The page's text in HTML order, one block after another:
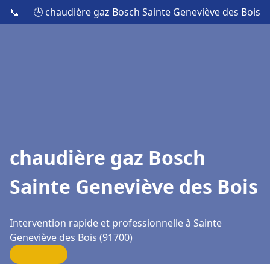
📞 🕒 chaudière gaz Bosch Sainte Geneviève des Bois
chaudière gaz Bosch
Sainte Geneviève des Bois
Intervention rapide et professionnelle à Sainte
Geneviève des Bois (91700)